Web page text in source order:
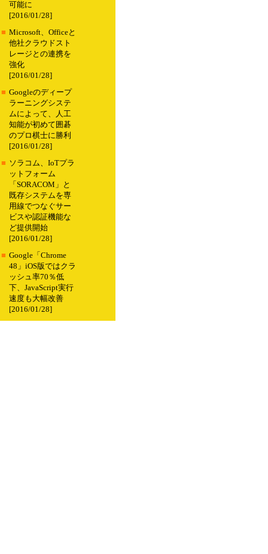
可能に
[2016/01/28]
■ Microsoft、Officeと
他社クラウドスト
レージとの連携を
強化
[2016/01/28]
■ Googleのディープ
ラーニングシステ
ムによって、人工
知能が初めて囲碁
のプロ棋士に勝利
[2016/01/28]
■ ソラコム、IoTプラ
ットフォーム
「SORACOM」と
既存システムを専
用線でつなぐサー
ビスや認証機能な
ど提供開始
[2016/01/28]
■ Google「Chrome
48」iOS版ではクラ
ッシュ率70％低
下、JavaScript実行
速度も大幅改善
[2016/01/28]